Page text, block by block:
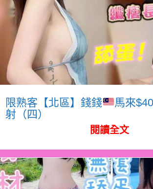
限熟客【北區】錢錢
馬來
射（四）
閱讀全文